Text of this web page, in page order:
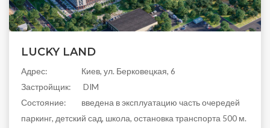
LUCKY LAND
Aдрес:
Киев, ул. Берковецкая, 6
Застройщик:
DIM
Состояние:
введена в эксплуатацию часть очередей
паркинг, детский сад, школа, остановка транспорта 500 м.